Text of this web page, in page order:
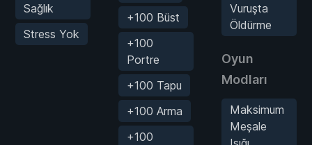
Sağlık
Stress Yok
+100 Büst
+100
Portre
+100 Tapu
+100 Arma
+100
Vuruşta
Öldürme
Oyun
Modları
Maksimum
Meşale